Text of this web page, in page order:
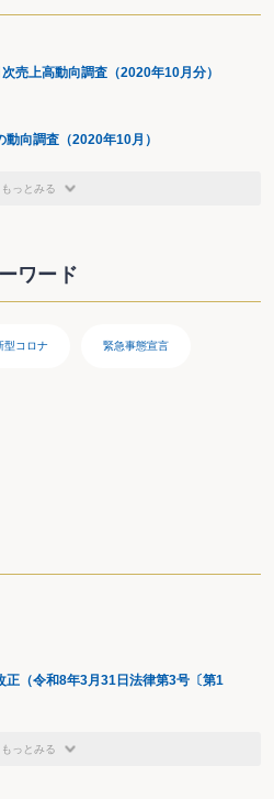
売上高動向調査（2020年10月分）
向調査（2020年10月）
もっとみる
ワード
型コロナ 緊急事態宣言
正（令和8年3月31日法律第3号〔第1
もっとみる